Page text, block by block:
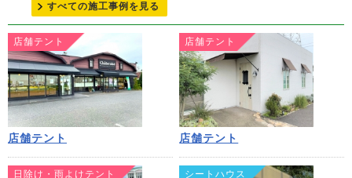
すべての施工事例を見る
店舗テント
店舗テント
店舗テント
店舗テント
日除け・雨よけテント シートハウス